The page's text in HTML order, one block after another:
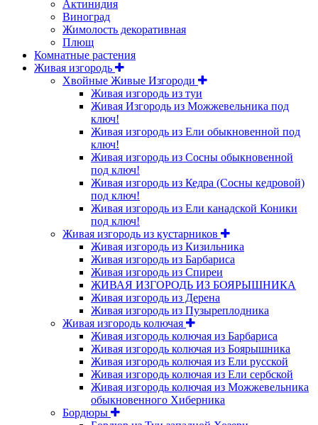
Актинидия
Виноград
Жимолость декоративная
Плющ
Комнатные растения
Живая изгородь
Хвойные Живые Изгороди
Живая изгородь из туи
Живая Изгородь из Можжевельника под
ключ!
Живая изгородь из Ели обыкновенной под
ключ!
Живая изгородь из Сосны обыкновенной
под ключ!
Живая изгородь из Кедра (Сосны кедровой)
под ключ!
Живая изгородь из Ели канадской Коники
под ключ!
Живая изгородь из кустарников
Живая изгородь из Кизильника
Живая изгородь из Барбариса
Живая изгородь из Спиреи
ЖИВАЯ ИЗГОРОДЬ ИЗ БОЯРЫШНИКА
Живая изгородь из Дерена
Живая изгородь из Пузыреплодника
Живая изгородь колючая
Живая изгородь колючая из Барбариса
Живая изгородь колючая из Боярышника
Живая изгородь колючая из Ели русской
Живая изгородь колючая из Ели сербской
Живая изгородь колючая из Можжевельника
обыкновенного Хиберника
Бордюры